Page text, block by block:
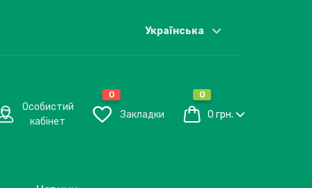
Українська
Особистий
кабінет
Закладки
0 0
0 грн.